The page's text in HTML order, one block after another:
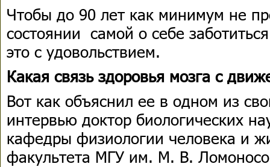
Чтобы до 90 лет как минимум не
состоянии самой о себе
это с удовольствием.
Какая связь здоровья мозга с
Вот как объяснил ее в одном из
интервью доктор биологических
кафедры физиологии человека и
факультета МГУ им. М. В.